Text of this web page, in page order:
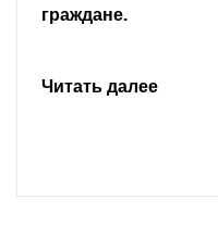
граждане.
Читать далее